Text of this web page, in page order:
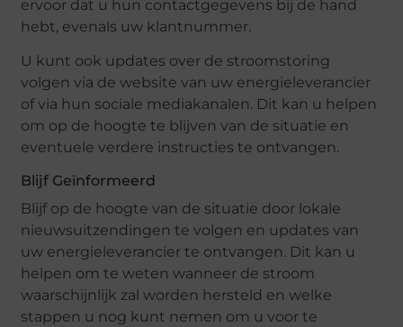
ervoor dat u hun contactgegevens bij de hand
hebt, evenals uw klantnummer.
U kunt ook updates over de stroomstoring
volgen via de website van uw energieleverancier
of via hun sociale mediakanalen. Dit kan u helpen
om op de hoogte te blijven van de situatie en
eventuele verdere instructies te ontvangen.
Blijf Geïnformeerd
Blijf op de hoogte van de situatie door lokale
nieuwsuitzendingen te volgen en updates van
uw energieleverancier te ontvangen. Dit kan u
helpen om te weten wanneer de stroom
waarschijnlijk zal worden hersteld en welke
stappen u nog kunt nemen om u voor te